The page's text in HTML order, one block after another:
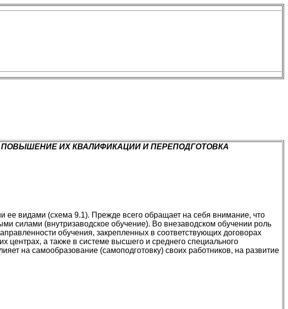
ПОВЫШЕНИЕ ИХ КВАЛИФИКАЦИИ И ПЕРЕПОДГОТОВКА
ее видами (схема 9.1). Прежде всего обращает на себя внимание, что
силами (внутризаводское обучение). Во внезаводском обучении роль
обучения, закрепленных в соответствующих договорах
центрах, а также в системе высшего и среднего специального
на самообразование (самоподготовку) своих работников, на развитие